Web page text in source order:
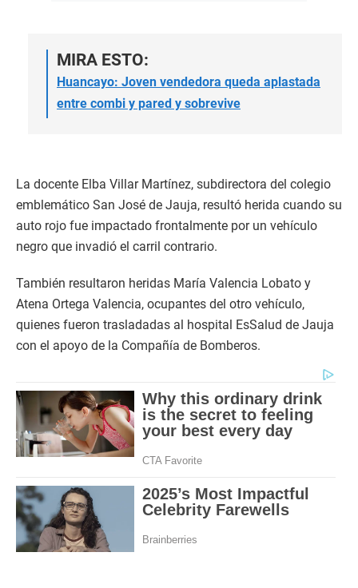
MIRA ESTO:
Huancayo: Joven vendedora queda aplastada
entre combi y pared y sobrevive
La docente Elba Villar Martínez, subdirectora del colegio
emblemático San José de Jauja, resultó herida cuando su
auto rojo fue impactado frontalmente por un vehículo
negro que invadió el carril contrario.
También resultaron heridas María Valencia Lobato y
Atena Ortega Valencia, ocupantes del otro vehículo,
quienes fueron trasladadas al hospital EsSalud de Jauja
con el apoyo de la Compañía de Bomberos.